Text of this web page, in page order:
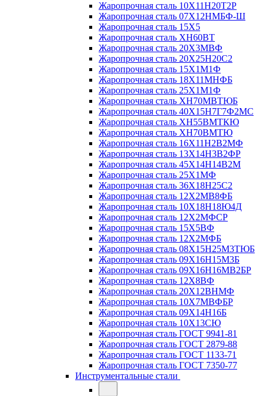
Жаропрочная сталь 10Х11Н20Т2Р
Жаропрочная сталь 07Х12НМБФ-Ш
Жаропрочная сталь 15Х5
Жаропрочная сталь ХН60ВТ
Жаропрочная сталь 20Х3МВФ
Жаропрочная сталь 20Х25Н20С2
Жаропрочная сталь 15Х1М1Ф
Жаропрочная сталь 18Х11МНФБ
Жаропрочная сталь 25Х1М1Ф
Жаропрочная сталь ХН70МВТЮБ
Жаропрочная сталь 40Х15Н7Г7Ф2МС
Жаропрочная сталь ХН55ВМТКЮ
Жаропрочная сталь ХН70ВМТЮ
Жаропрочная сталь 16Х11Н2В2МФ
Жаропрочная сталь 13Х14Н3В2ФР
Жаропрочная сталь 45Х14Н14В2М
Жаропрочная сталь 25Х1МФ
Жаропрочная сталь 36Х18Н25С2
Жаропрочная сталь 12Х2МВ8ФБ
Жаропрочная сталь 10Х18Н18Ю4Д
Жаропрочная сталь 12Х2МФСР
Жаропрочная сталь 15Х5ВФ
Жаропрочная сталь 12Х2МФБ
Жаропрочная сталь 08Х15Н25М3ТЮБ
Жаропрочная сталь 09Х16Н15М3Б
Жаропрочная сталь 09Х16Н16МВ2БР
Жаропрочная сталь 12Х8ВФ
Жаропрочная сталь 20Х12ВНМФ
Жаропрочная сталь 10Х7МВФБР
Жаропрочная сталь 09Х14Н16Б
Жаропрочная сталь 10Х13СЮ
Жаропрочная сталь ГОСТ 9941-81
Жаропрочная сталь ГОСТ 2879-88
Жаропрочная сталь ГОСТ 1133-71
Жаропрочная сталь ГОСТ 7350-77
Инструментальные стали